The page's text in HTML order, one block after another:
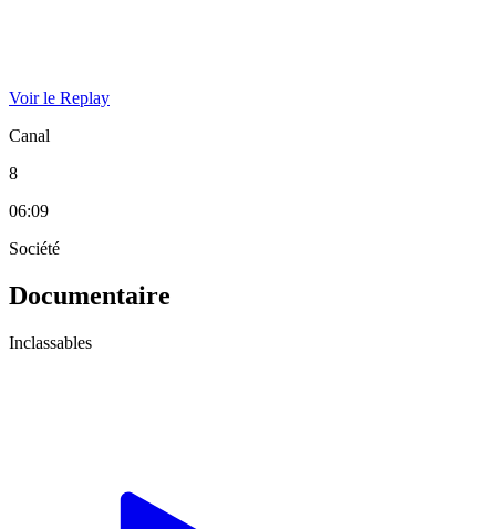
Voir le Replay
Canal
8
06:09
Société
Documentaire
Inclassables